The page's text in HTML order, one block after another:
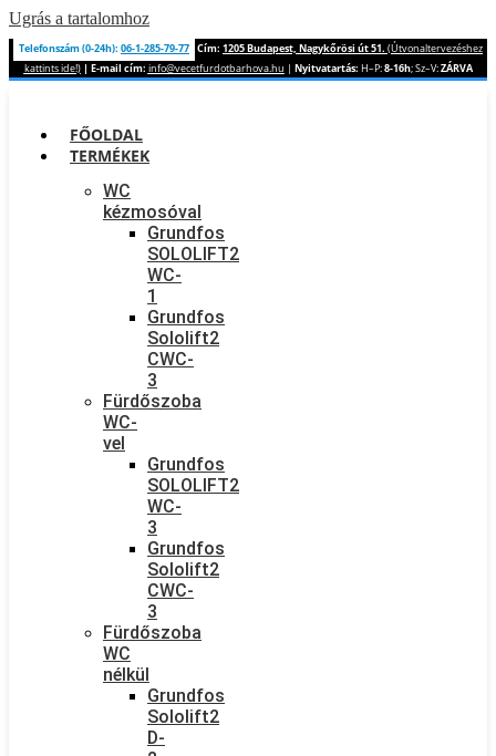
Ugrás a tartalomhoz
Telefonszám (0-24h): 06-1-285-79-77 Cím: 1205 Budapest, Nagykőrösi út 51. (Útvonaltervezéshez
kattints ide!) | E-mail cím: info@vecetfurdotbarhova.hu | Nyitvatartás: H–P:8-16h; Sz–V:ZÁRVA
FŐOLDAL
TERMÉKEK
WC
kézmosóval
Grundfos
SOLOLIFT2
WC-
1
Grundfos
Sololift2
CWC-
3
Fürdőszoba
WC-
vel
Grundfos
SOLOLIFT2
WC-
3
Grundfos
Sololift2
CWC-
3
Fürdőszoba
WC
nélkül
Grundfos
Sololift2
D-